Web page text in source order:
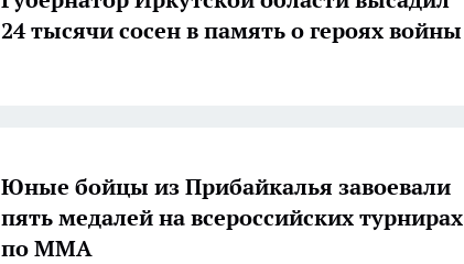
24 тысячи сосен в память о героях войны
Юные бойцы из Прибайкалья завоевали
пять медалей на всероссийских турнирах
по ММА